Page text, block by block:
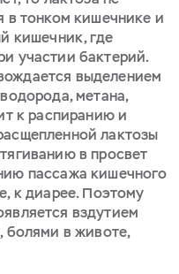
в тонком кишечнике и
кишечник, где
участии бактерий.
выделением
метана,
к распиранию и
лактозы
в просвет
пассажа кишечного
к диарее. Поэтому
вздутием
болями в животе,